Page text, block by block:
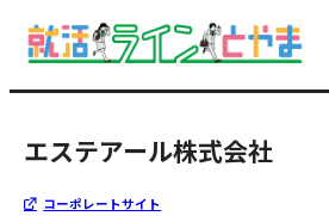
エステアール株式会社
コーポレートサイト